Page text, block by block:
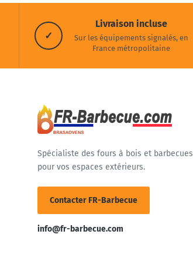
✓
Livraison incluse
Sur les équipements signalés, en
France métropolitaine
Spécialiste des fours à bois et barbecues
pour vos espaces extérieurs.
Contacter FR-Barbecue
info@fr-barbecue.com